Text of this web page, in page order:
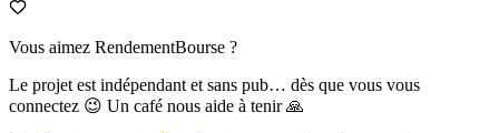
Vous aimez RendementBourse ?
Le projet est indépendant et sans pub… dès que vous vous
connectez 😉 Un café nous aide à tenir 🙏